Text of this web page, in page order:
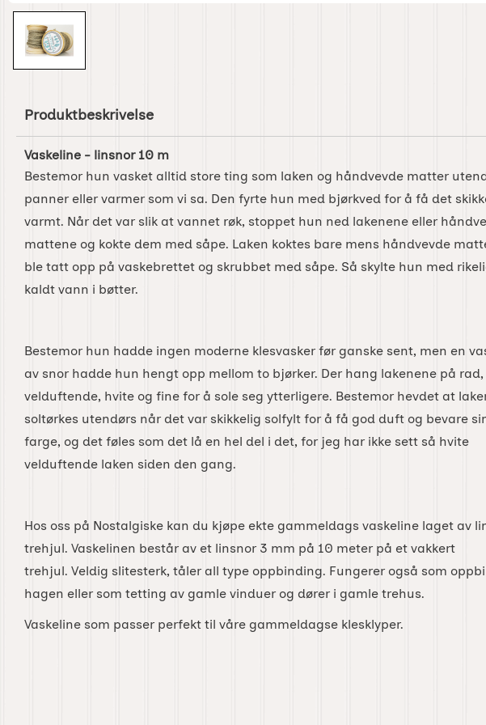
Produktbeskrivelse
Vaskeline - linsnor 10 m
Bestemor hun vasket alltid store ting som laken og håndvevde matter
panner eller varmer som vi sa. Den fyrte hun med bjørkved for å få det
varmt. Når det var slik at vannet røk, stoppet hun ned lakenene eller
mattene og kokte dem med såpe. Laken koktes bare mens håndvevde
ble tatt opp på vaskebrettet og skrubbet med såpe. Så skylte hun med
kaldt vann i bøtter.
Bestemor hun hadde ingen moderne klesvasker før ganske sent, men en
av snor hadde hun hengt opp mellom to bjørker. Der hang lakenene på rad,
velduftende, hvite og fine for å sole seg ytterligere. Bestemor hevdet at
soltørkes utendørs når det var skikkelig solfylt for å få god duft og bevare
farge, og det føles som det lå en hel del i det, for jeg har ikke sett så hvite
velduftende laken siden den gang.
Hos oss på Nostalgiske kan du kjøpe ekte gammeldags vaskeline laget av
trehjul. Vaskelinen består av et linsnor 3 mm på 10 meter på et vakkert
trehjul. Veldig slitesterk, tåler all type oppbinding. Fungerer også som
hagen eller som tetting av gamle vinduer og dører i gamle trehus.
Vaskeline som passer perfekt til våre gammeldagse klesklyper.